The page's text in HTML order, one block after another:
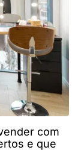
com
e que